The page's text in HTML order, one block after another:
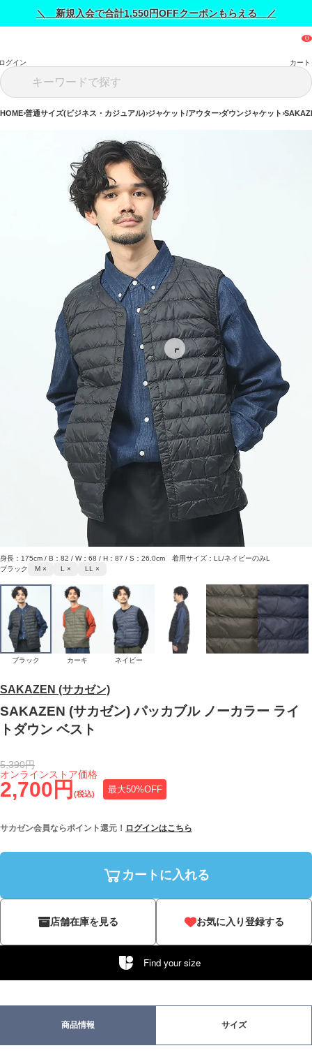
＼ 新規入会で合計1,550円OFFクーポンもらえる ／
グイン カート
HOME 普通サイズ(ビジネス・カジュアル) ジャケット/アウター ダウンジャケット
SAKAZEN (サカゼン)
SAKAZEN (サカゼン) パッカブル ノーカラー ライ
トダウン ベスト
2,700円 (税込) 最大50%OFF
オンラインストア価格
5,390円
サカゼン会員ならポイント還元！ ログインはこちら
カートに入れる
店舗在庫を見る お気に入り登録する
Find your size
身長：175cm / B：82 / W：68 / H：87 / S：26.0cm 着用サイズ：LL/ネイビーのみL
ブラック
M × L × LL ×
ブラック カーキ ネイビー
商品情報 サイズ